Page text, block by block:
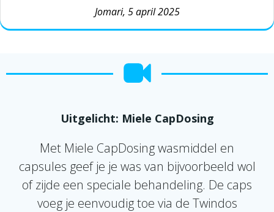
Jomari, 5 april 2025
Uitgelicht: Miele CapDosing
Met Miele CapDosing wasmiddel en
capsules geef je je was van bijvoorbeeld wol
of zijde een speciale behandeling. De caps
voeg je eenvoudig toe via de Twindos